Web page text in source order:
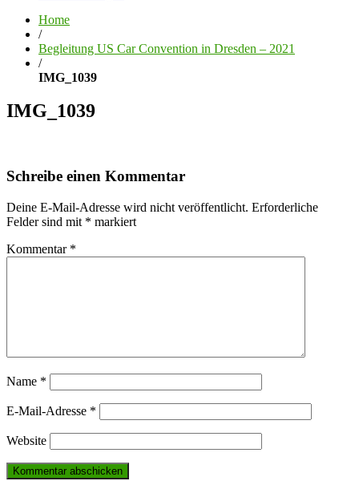
Home
/
Begleitung US Car Convention in Dresden – 2021
/
IMG_1039
IMG_1039
Schreibe einen Kommentar
Deine E-Mail-Adresse wird nicht veröffentlicht. Erforderliche
Felder sind mit * markiert
Kommentar *
Name *
E-Mail-Adresse *
Website